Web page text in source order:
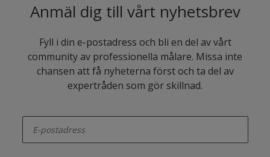
Anmäl dig till vårt nyhetsbrev
Fyll i din e-postadress och bli en del av vårt
community av professionella målare. Missa inte
chansen att få nyheterna först och ta del av
expertråden som gör skillnad.